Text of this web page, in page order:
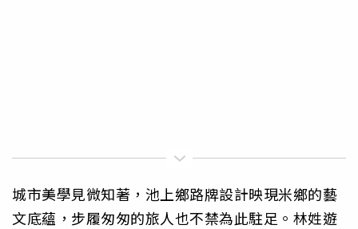
城市美學見微知著，池上鄉路牌設計映現米鄉的藝
文底蘊，步履匆匆的旅人也不禁為此駐足。林姓遊